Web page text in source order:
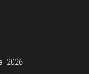
2026